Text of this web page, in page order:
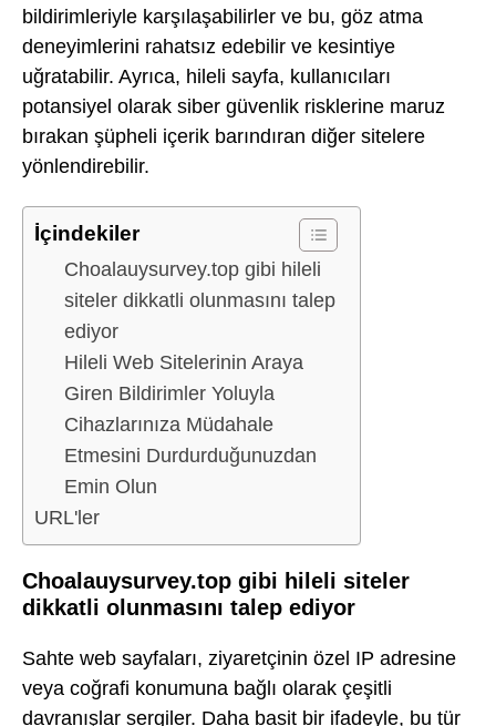
bildirimleriyle karşılaşabilirler ve bu, göz atma
deneyimlerini rahatsız edebilir ve kesintiye
uğratabilir. Ayrıca, hileli sayfa, kullanıcıları
potansiyel olarak siber güvenlik risklerine maruz
bırakan şüpheli içerik barındıran diğer sitelere
yönlendirebilir.
İçindekiler
Choalauysurvey.top gibi hileli
siteler dikkatli olunmasını talep
ediyor
Hileli Web Sitelerinin Araya
Giren Bildirimler Yoluyla
Cihazlarınıza Müdahale
Etmesini Durdurduğunuzdan
Emin Olun
URL'ler
Choalauysurvey.top gibi hileli siteler
dikkatli olunmasını talep ediyor
Sahte web sayfaları, ziyaretçinin özel IP adresine
veya coğrafi konumuna bağlı olarak çeşitli
davranışlar sergiler. Daha basit bir ifadeyle, bu tür